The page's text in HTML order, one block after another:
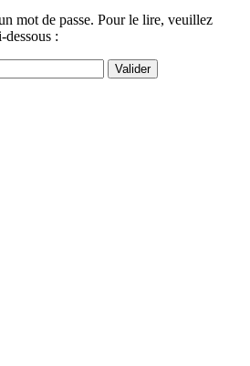
mot de passe. Pour le lire, veuillez
dessous :